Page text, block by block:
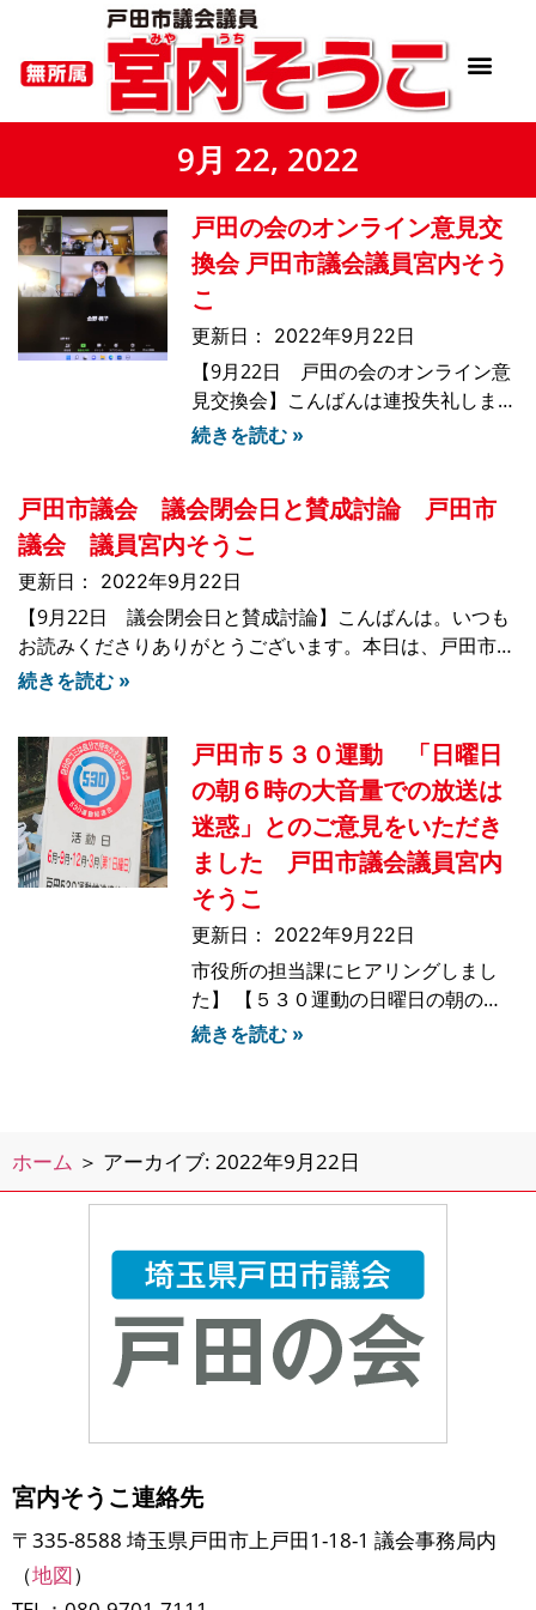
9月 22, 2022
戸田の会のオンライン意見交
換会 戸田市議会議員宮内そう
こ
2022年9月22日
【9月22日 戸田の会のオンライン意
見交換会】こんばんは連投失礼しま
す。本日は、戸田市議会９月定例会の
という方をゲストにお呼びして、「子
ども・若者の権利を保障し、自信を持
って、活動・活躍できる
続きを読む »
戸田市議会 議会閉会日と賛成討論 戸田市
議会 議員宮内そうこ
2022年9月22日
【9月22日 議会閉会日と賛成討論】こんばんは。いつも
お読みくださりありがとうございます。本日は、戸田市議
会９月定例会の閉会日となりました。各委員長報告並びに
を代表して賛成討論をさせていただきました。以下が賛
続きを読む »
戸田市５３０運動 「日曜日
の朝６時の大音量での放送は
迷惑」とのご意見をいただき
ました 戸田市議会議員宮内
そうこ
2022年9月22日
市役所の担当課にヒアリングしまし
た】 【５３０運動の日曜日の朝の放
送に関しまして、 市役所の担当課に
だいており、市役所の環
続きを読む »
ホーム ＞ アーカイブ: 2022年9月22日
宮内そうこ連絡先
〒335-8588 埼玉県戸田市上戸田1-18-1 議会事務局内
（地図）